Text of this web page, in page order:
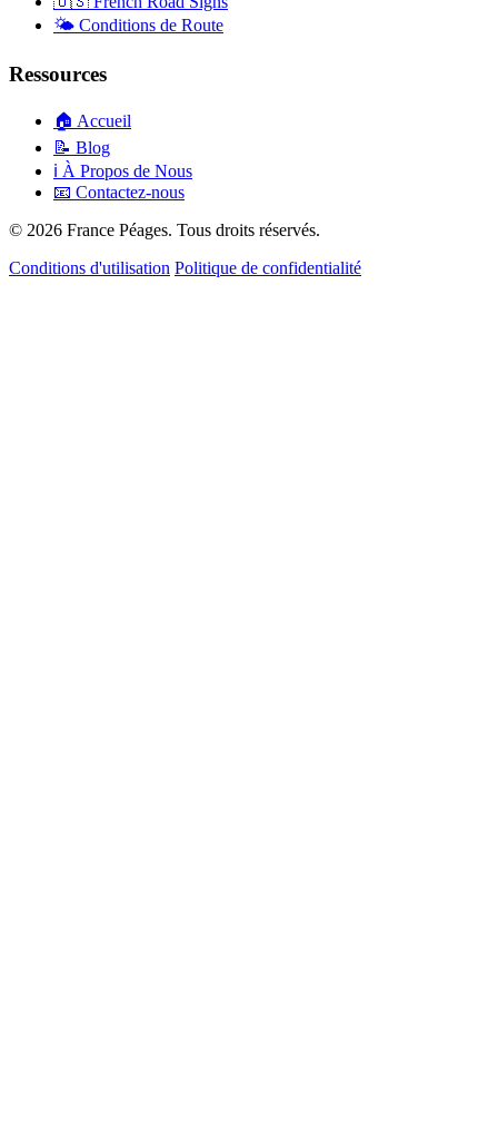
🌤️ Conditions de Route
Ressources
🏠 Accueil
📝 Blog
ℹ️ À Propos de Nous
📧 Contactez-nous
© 2026 France Péages. Tous droits réservés.
Conditions d'utilisation Politique de confidentialité